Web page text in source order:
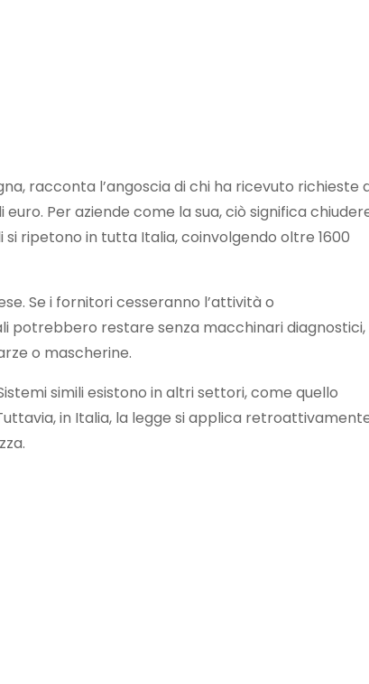
racconta l’angoscia di chi ha ricevuto richieste
Per aziende come la sua, ciò significa
ripetono in tutta Italia, coinvolgendo oltre 1600
Se i fornitori cesseranno l’attività o
potrebbero restare senza macchinari diagnostici,
o mascherine.
simili esistono in altri settori, come quello
in Italia, la legge si applica